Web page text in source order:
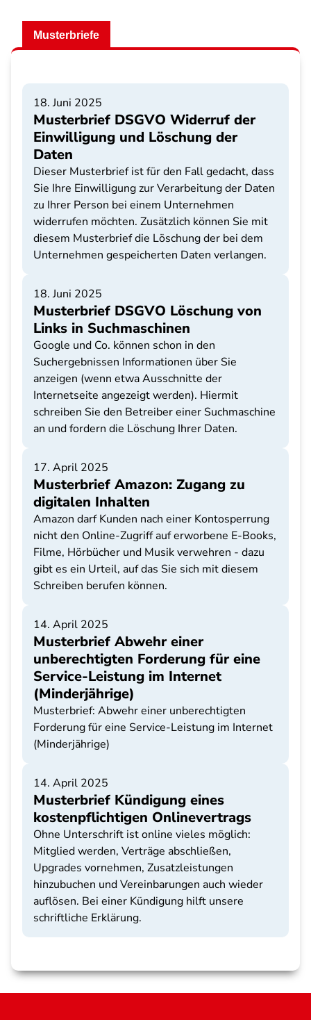
Musterbriefe
18. Juni 2025
Musterbrief DSGVO Widerruf der
Einwilligung und Löschung der
Daten
Dieser Musterbrief ist für den Fall gedacht, dass
Sie Ihre Einwilligung zur Verarbeitung der Daten
zu Ihrer Person bei einem Unternehmen
widerrufen möchten. Zusätzlich können Sie mit
diesem Musterbrief die Löschung der bei dem
Unternehmen gespeicherten Daten verlangen.
18. Juni 2025
Musterbrief DSGVO Löschung von
Links in Suchmaschinen
Google und Co. können schon in den
Suchergebnissen Informationen über Sie
anzeigen (wenn etwa Ausschnitte der
Internetseite angezeigt werden). Hiermit
schreiben Sie den Betreiber einer Suchmaschine
an und fordern die Löschung Ihrer Daten.
17. April 2025
Musterbrief Amazon: Zugang zu
digitalen Inhalten
Amazon darf Kunden nach einer Kontosperrung
nicht den Online-Zugriff auf erworbene E-Books,
Filme, Hörbücher und Musik verwehren - dazu
gibt es ein Urteil, auf das Sie sich mit diesem
Schreiben berufen können.
14. April 2025
Musterbrief Abwehr einer
unberechtigten Forderung für eine
Service-Leistung im Internet
(Minderjährige)
Musterbrief: Abwehr einer unberechtigten
Forderung für eine Service-Leistung im Internet
(Minderjährige)
14. April 2025
Musterbrief Kündigung eines
kostenpflichtigen Onlinevertrags
Ohne Unterschrift ist online vieles möglich:
Mitglied werden, Verträge abschließen,
Upgrades vornehmen, Zusatzleistungen
hinzubuchen und Vereinbarungen auch wieder
auflösen. Bei einer Kündigung hilft unsere
schriftliche Erklärung.